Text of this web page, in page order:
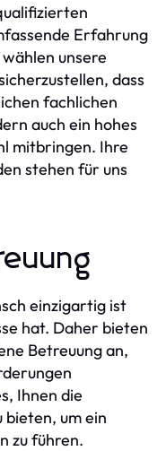
Erfahrung
unsere
dass
fachlichen
auch ein hohes
mitbringen. Ihre
stehen für uns
einzigartig ist
hat. Daher bieten
Betreuung an,
Ihnen die
bieten, um ein
zu führen.